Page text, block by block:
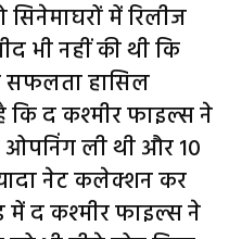
सिनेमाघरों में रिलीज
भी नहीं की थी कि
हासिल
द कश्मीर फाइल्स ने
ली थी और 10
नेट कलेक्शन कर
में द कश्मीर फाइल्स ने